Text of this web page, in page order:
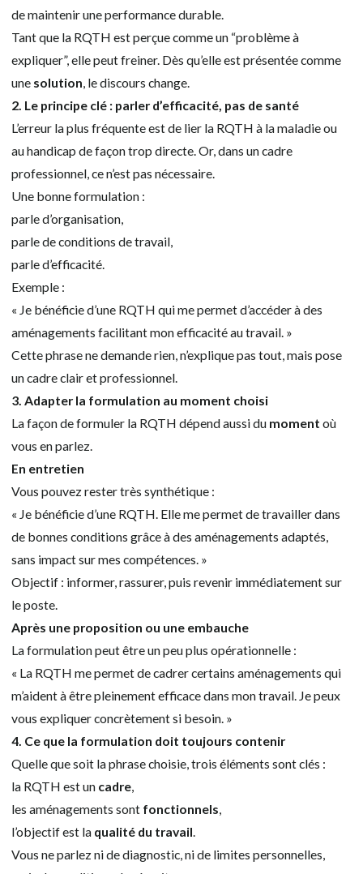
de maintenir une performance durable.
Tant que la RQTH est perçue comme un “problème à
expliquer”, elle peut freiner. Dès qu’elle est présentée comme
une solution, le discours change.
2. Le principe clé : parler d’efficacité, pas de santé
L’erreur la plus fréquente est de lier la RQTH à la maladie ou
au handicap de façon trop directe. Or, dans un cadre
professionnel, ce n’est pas nécessaire.
Une bonne formulation :
parle d’organisation,
parle de conditions de travail,
parle d’efficacité.
Exemple :
« Je bénéficie d’une RQTH qui me permet d’accéder à des
aménagements facilitant mon efficacité au travail. »
Cette phrase ne demande rien, n’explique pas tout, mais pose
un cadre clair et professionnel.
3. Adapter la formulation au moment choisi
La façon de formuler la RQTH dépend aussi du moment où
vous en parlez.
En entretien
Vous pouvez rester très synthétique :
« Je bénéficie d’une RQTH. Elle me permet de travailler dans
de bonnes conditions grâce à des aménagements adaptés,
sans impact sur mes compétences. »
Objectif : informer, rassurer, puis revenir immédiatement sur
le poste.
Après une proposition ou une embauche
La formulation peut être un peu plus opérationnelle :
« La RQTH me permet de cadrer certains aménagements qui
m’aident à être pleinement efficace dans mon travail. Je peux
vous expliquer concrètement si besoin. »
4. Ce que la formulation doit toujours contenir
Quelle que soit la phrase choisie, trois éléments sont clés :
la RQTH est un cadre,
les aménagements sont fonctionnels,
l’objectif est la qualité du travail.
Vous ne parlez ni de diagnostic, ni de limites personnelles,